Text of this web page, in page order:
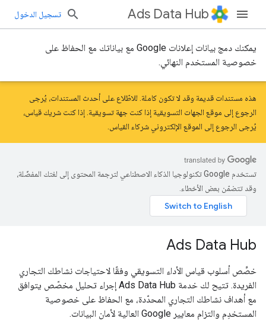
Ads Data Hub تسجيل الدخول
يمكنك دمج بيانات إعلانات Google مع بياناتك مع الحفاظ على
خصوصية المستخدم النهائي.
هذه مستندات قديمة وقد لا تكون كاملة. للاطّلاع على أحدث المستندات، يُرجى
الرجوع إلى موقع الجهات التسويقية إذا كنت جهة تسويقية. إذا كنت شريك قياس،
يُرجى الرجوع إلى الموقع الإلكتروني شركاء القياس
تستخدم Google تكنولوجيا الذكاء الاصطناعي لترجمة المحتوى إلى لغتك المفضّلة،
وقد تتضمّن بعض الأخطاء.
Ads Data Hub
خصِّص أسلوب قياس الأداء التسويقي وفقًا لاحتياجات نشاطك التجاري
الفريدة. تتيح لك خدمة Ads Data Hub إجراء تحليل مخصّص يتوافق
مع أهداف نشاطك التجاري المحدّدة، مع الحفاظ على خصوصية
المستخدِم والتزام معايير Google العالية لأمان البيانات.